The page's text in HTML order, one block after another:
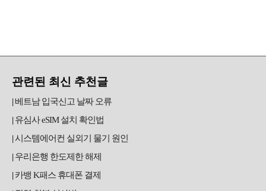
관련된 최신 추천글
베트남 입국신고 날짜 오류
유심사 eSIM 설치 확인법
시스템에어컨 실외기 물기 원인
우리은행 한도제한 해제
카뱅 K패스 휴대폰 결제